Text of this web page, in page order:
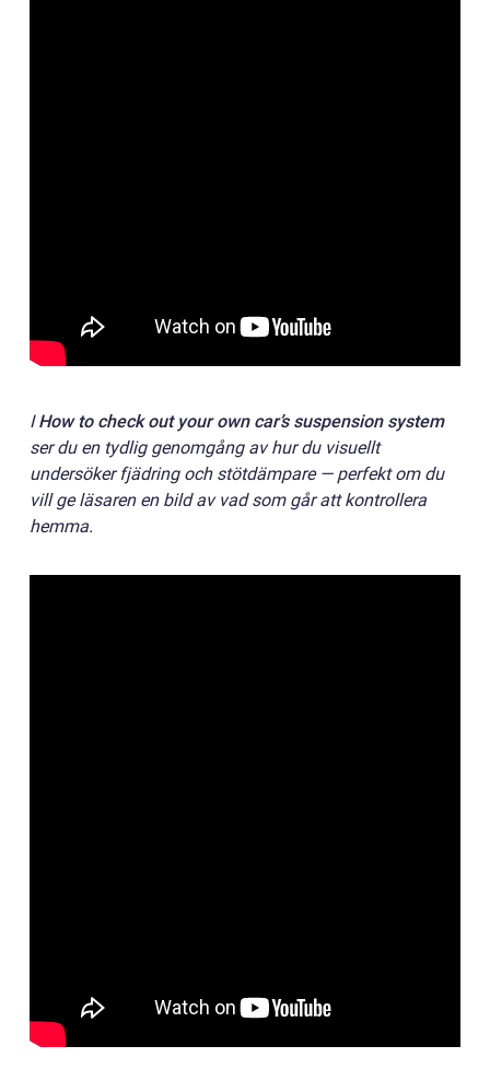
IHow to check out your own car’s suspension system
ser du en tydlig genomgång av hur du visuellt
undersöker fjädring och stötdämpare — perfekt om du
vill ge läsaren en bild av vad som går att kontrollera
hemma.